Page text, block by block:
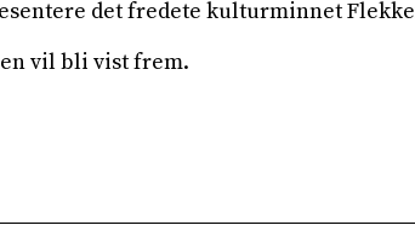
det fredete kulturminnet
vil bli vist frem.